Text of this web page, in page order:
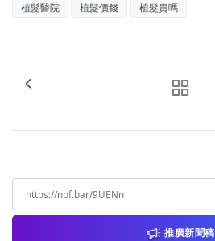
植髮醫院 植髮價錢 植髮貴嗎
推廣新聞稿